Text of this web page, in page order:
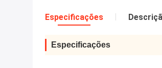
Especificações
Especificações